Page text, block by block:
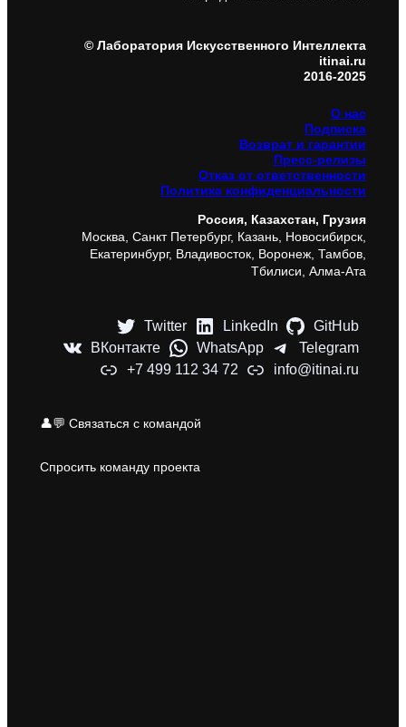
© Лаборатория Искусственного Интеллекта
itinai.ru
2016-2025
О нас
Подписка
Возврат и гарантии
Пресс-релизы
Отказ от ответственности
Политика конфиденциальности
Россия, Казахстан, Грузия
Москва, Санкт Петербург, Казань, Новосибирск,
Екатеринбург, Владивосток, Воронеж, Тамбов,
Тбилиси, Алма-Ата
Twitter LinkedIn
GitHub
ВКонтакте
WhatsApp
Telegram
+7 499 112 34 72
info@itinai.ru
👤💬 Связаться с командой
Спросить команду проекта